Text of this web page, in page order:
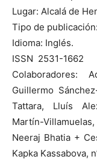
Lugar: Alcalá de
Tipo de
Idioma: Inglés.
ISSN 2531-1662
Colaboradores:
Guillermo
Tattara, Lluís
Martín-
Neeraj Bhatia +
Kapka Kassabova,